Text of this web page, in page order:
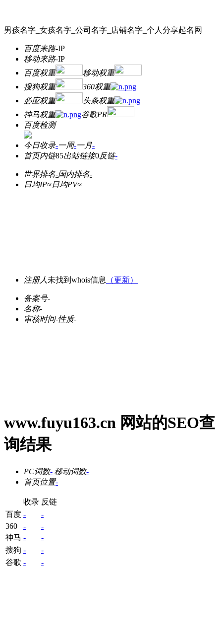
男孩名字_女孩名字_公司名字_店铺名字_个人分享起名网
百度来路-IP
移动来路-IP
百度权重
移动权重
搜狗权重
360权重
必应权重
头条权重
神马权重
谷歌PR
百度检测
今日收录-一周-一月-
首页内链85出站链接0反链-
世界排名-国内排名-
日均IP≈日均PV≈
注册人 未找到whois信息 （更新）
备案号-
名称-
审核时间-性质-
www.fuyu163.cn 网站的SEO查
询结果
PC词数- 移动词数-
首页位置-
收录 反链
百度 -
-
360
-
-
神马 -
-
搜狗 -
-
谷歌 - -